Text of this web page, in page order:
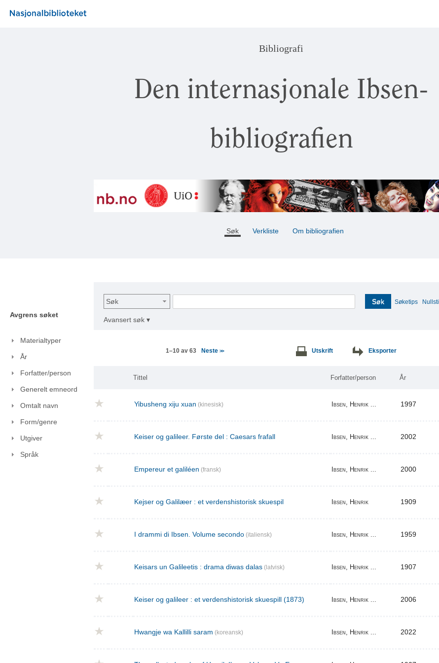
Bibliografi
Den internasjonale Ibsen-
bibliografien
Søk Verkliste Om bibliografien
Avgrens søket
Materialtyper
År
Forfatter/person
Generelt emneord
Omtalt navn
Form/genre
Utgiver
Språk
Søk Søk Søketips Nullstill
Avansert søk ▾
1–10 av 63 Neste>> Utskrift Eksporter
Tittel Forfatter/person År
Yibusheng xiju xuan (kinesisk) Ibsen, Henrik ... 1997
Keiser og galileer. Første del : Caesars frafall Ibsen, Henrik ... 2002
Empereur et galiléen (fransk) Ibsen, Henrik ... 2000
Kejser og Galilæer : et verdenshistorisk skuespil Ibsen, Henrik 1909
I drammi di Ibsen. Volume secondo (italiensk) Ibsen, Henrik ... 1959
Keisars un Galileetis : drama diwas dalas (latvisk) Ibsen, Henrik ... 1907
Keiser og galileer : et verdenshistorisk skuespill (1873) Ibsen, Henrik ... 2006
Hwangje wa Kallilli saram (koreansk) Ibsen, Henrik ... 2022